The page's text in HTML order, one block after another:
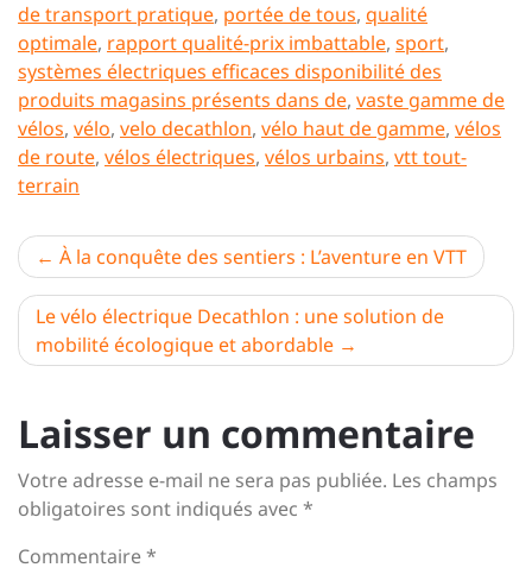
de transport pratique, portée de tous, qualité
optimale, rapport qualité-prix imbattable, sport,
systèmes électriques efficaces disponibilité des
produits magasins présents dans de, vaste gamme de
vélos, vélo, velo decathlon, vélo haut de gamme, vélos
de route, vélos électriques, vélos urbains, vtt tout-
terrain
Navigation
de
l’article
À la conquête des sentiers : L’aventure en VTT
Le vélo électrique Decathlon : une solution de
mobilité écologique et abordable
Laisser un commentaire
Votre adresse e-mail ne sera pas publiée. Les champs
obligatoires sont indiqués avec *
Commentaire*